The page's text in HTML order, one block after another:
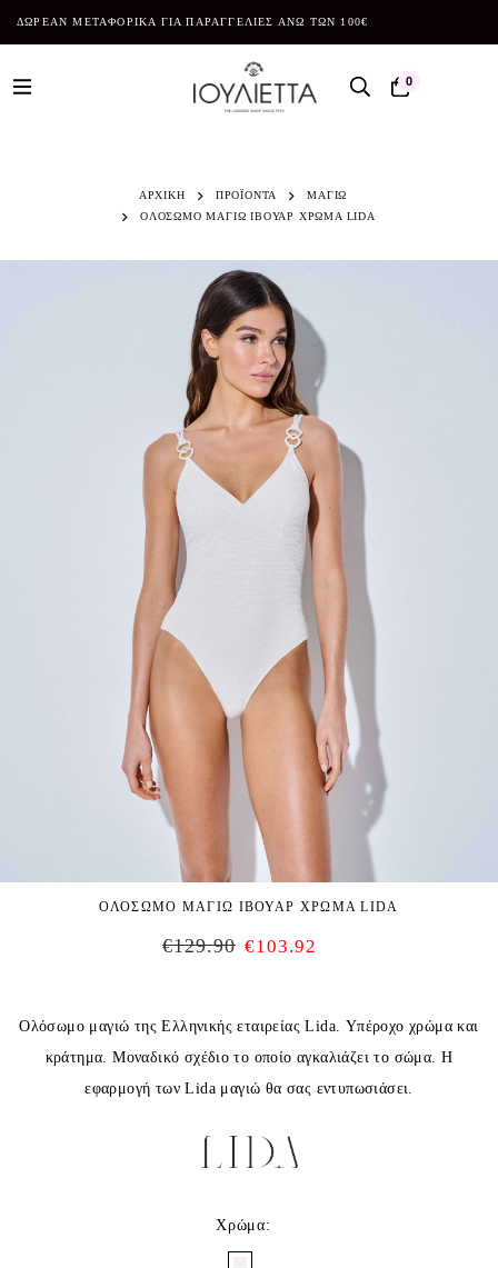
ΔΩΡΕΑΝ ΜΕΤΑΦΟΡΙΚΑ ΓΙΑ ΠΑΡΑΓΓΕΛΙΕΣ ΑΝΩ ΤΩΝ 100€
0
ΑΡΧΙΚΗ ΠΡΟΪΌΝΤΑ
ΜΑΓΙΩ
ΟΛΟΣΩΜΟ ΜΑΓΙΩ ΙΒΟΥΑΡ ΧΡΩΜΑ LIDA
ΟΛΟΣΩΜΟ ΜΑΓΙΩ ΙΒΟΥΑΡ ΧΡΩΜΑ LIDA
€129.90 €103.92
Ολόσωμο μαγιώ της Ελληνικής εταιρείας Lida. Υπέροχο χρώμα και
κράτημα. Μοναδικό σχέδιο το οποίο αγκαλιάζει το σώμα. Η
εφαρμογή των Lida μαγιώ θα σας εντυπωσιάσει.
Χρώμα: